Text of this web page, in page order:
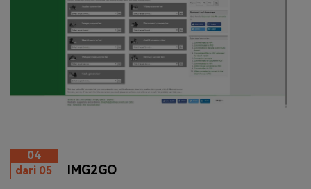
04
dari 05
IMG2GO